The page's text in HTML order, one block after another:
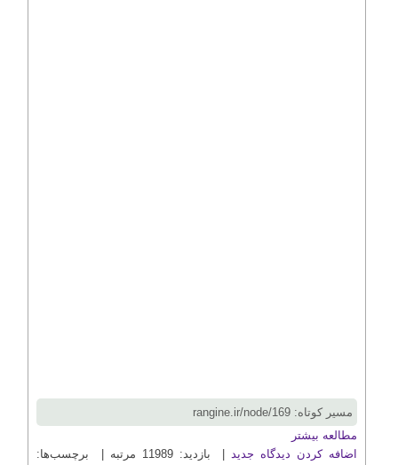
مسیر کوتاه: rangine.ir/node/169
مطالعه بیشتر
اضافه کردن دیدگاه جدید| بازدید: 11989 مرتبه | برچسب‌ها: